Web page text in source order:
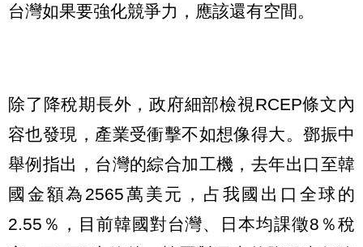
台灣如果要強化競爭力，應該還有空間。
除了降稅期長外，政府細部檢視RCEP條文內
容也發現，產業受衝擊不如想像得大。鄧振中
舉例指出，台灣的綜合加工機，去年出口至韓
國金額為2565萬美元，占我國出口全球的
2.55％，目前韓國對台灣、日本均課徵8％稅